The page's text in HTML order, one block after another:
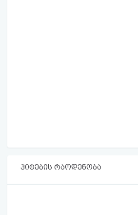
ჰიტების რაოდენობა